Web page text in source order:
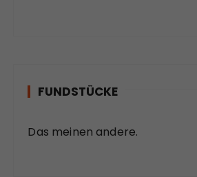
FUNDSTÜCKE
Das meinen andere.